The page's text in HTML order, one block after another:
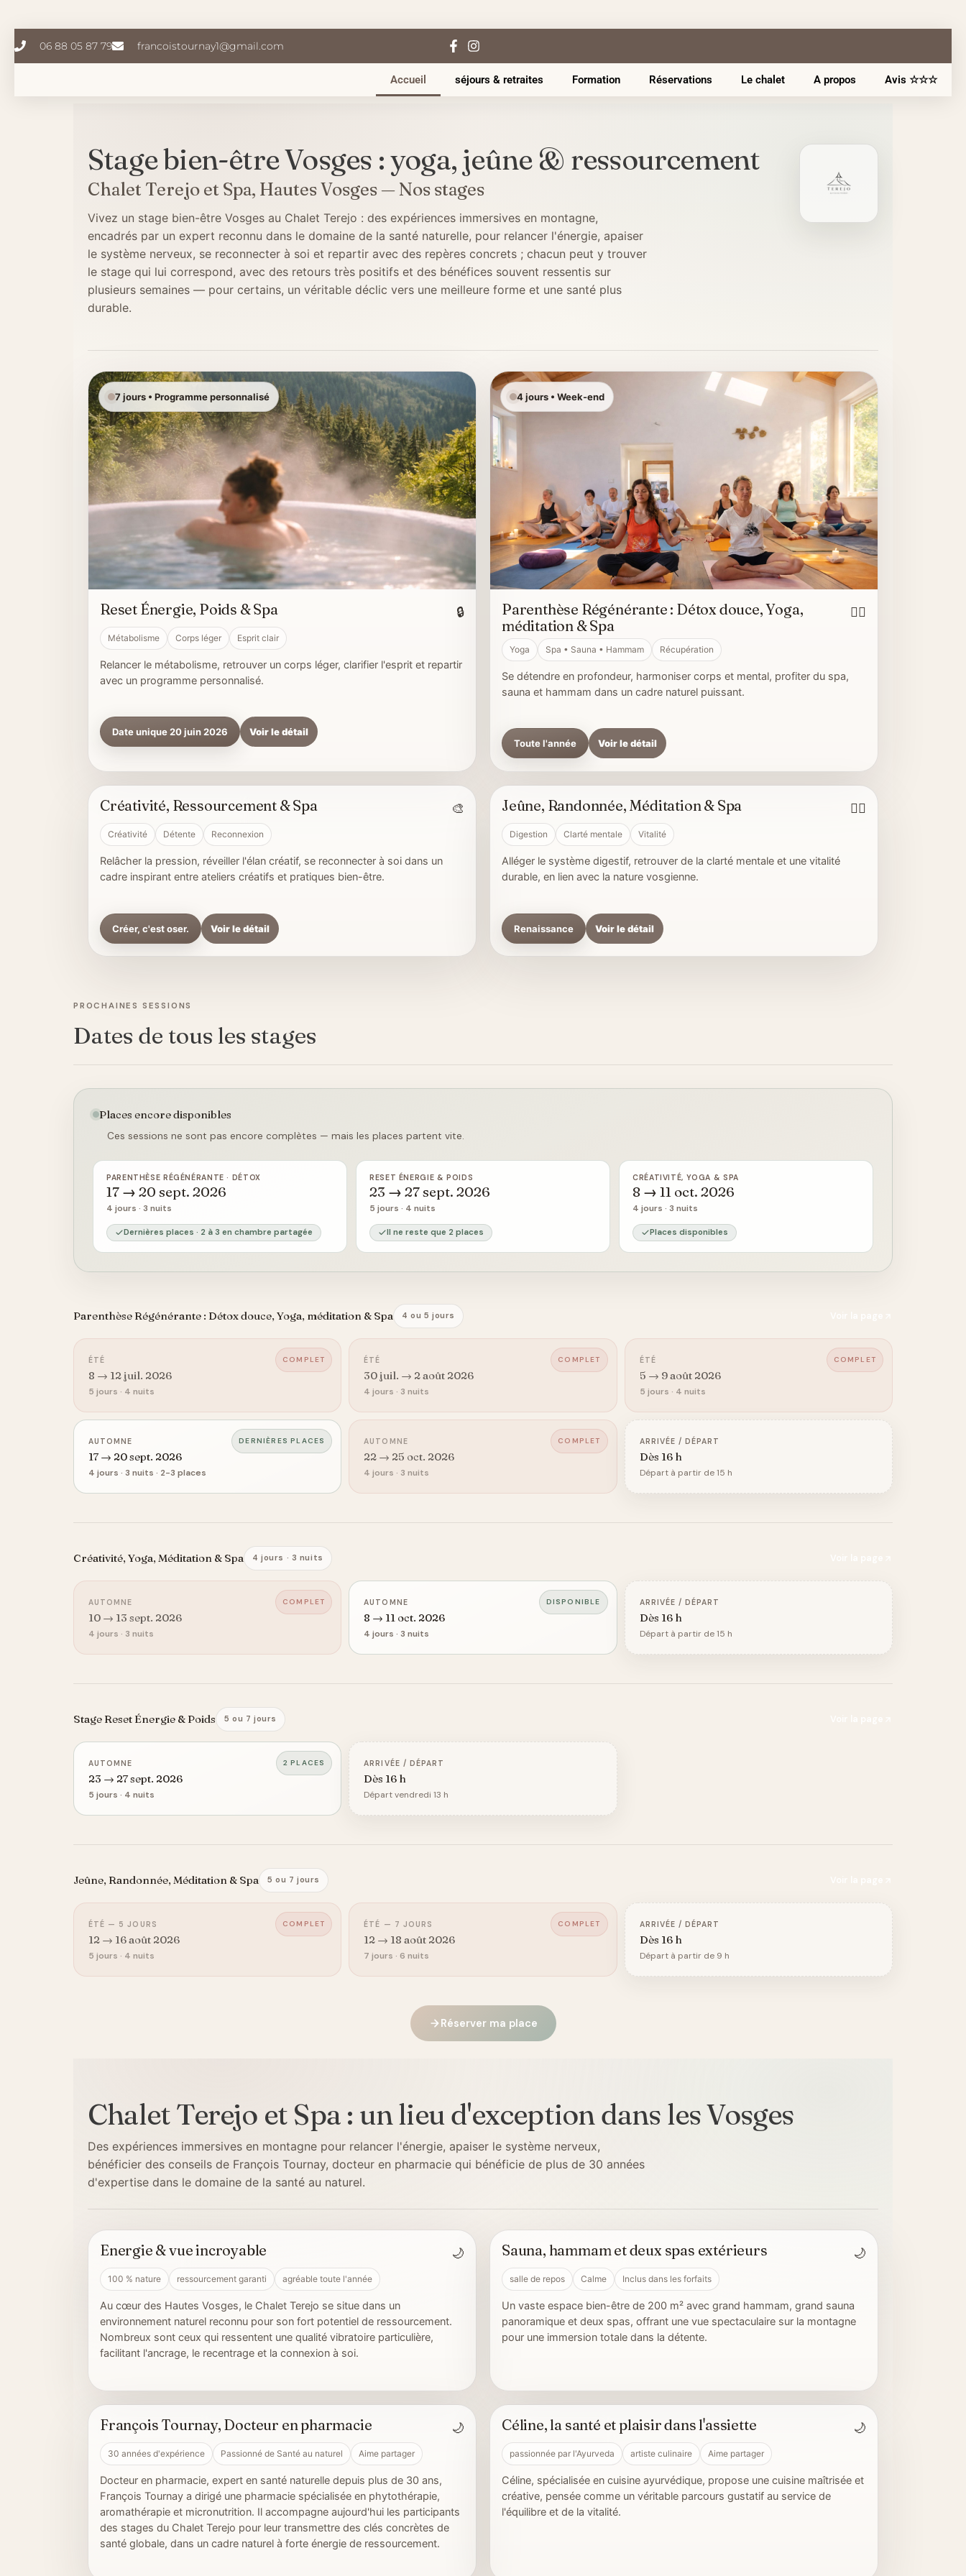
contenu06 88 05 87 79 francoistournay1@gmail.com
Accueil séjours & retraites Formation Réservations Le chalet A propos Avis ☆☆☆
Stage bien-être Vosges : yoga, jeûne & ressourcement
Chalet Terejo et Spa, Hautes Vosges — Nos stages
Vivez un stage bien-être Vosges au Chalet Terejo : des expériences immersives en montagne,
encadrés par un expert reconnu dans le domaine de la santé naturelle, pour relancer l'énergie, apaiser
le système nerveux, se reconnecter à soi et repartir avec des repères concrets ; chacun peut y trouver
le stage qui lui correspond, avec des retours très positifs et des bénéfices souvent ressentis sur
plusieurs semaines — pour certains, un véritable déclic vers une meilleure forme et une santé plus
durable.
7 jours • Programme personnalisé
Reset Énergie, Poids & Spa 🔒
Métabolisme Corps léger Esprit clair
Relancer le métabolisme, retrouver un corps léger, clarifier l'esprit et repartir
avec un programme personnalisé.
Date unique 20 juin 2026 Voir le détail
4 jours • Week-end
Parenthèse Régénérante : Détox douce, Yoga,
méditation & Spa
🧘‍♀️
Yoga Spa • Sauna • Hammam Récupération
Se détendre en profondeur, harmoniser corps et mental, profiter du spa,
sauna et hammam dans un cadre naturel puissant.
Toute l'année Voir le détail
4 jours • Ateliers + pratiques
Créativité, Ressourcement & Spa 🎨
Créativité Détente Reconnexion
Relâcher la pression, réveiller l'élan créatif, se reconnecter à soi dans un
cadre inspirant entre ateliers créatifs et pratiques bien-être.
Créer, c'est oser. Voir le détail
5 à 7 jours • Nature & clarté
Jeûne, Randonnée, Méditation & Spa 🚶‍♂️
Digestion Clarté mentale Vitalité
Alléger le système digestif, retrouver de la clarté mentale et une vitalité
durable, en lien avec la nature vosgienne.
Renaissance Voir le détail
PROCHAINES SESSIONS
Dates de tous les stages
Places encore disponibles
Ces sessions ne sont pas encore complètes — mais les places partent vite.
PARENTHÈSE RÉGÉNÉRANTE · DÉTOX
17 → 20 sept. 2026
4 jours · 3 nuits
Dernières places · 2 à 3 en chambre partagée
RESET ÉNERGIE & POIDS
23 → 27 sept. 2026
5 jours · 4 nuits
Il ne reste que 2 places
CRÉATIVITÉ, YOGA & SPA
8 → 11 oct. 2026
4 jours · 3 nuits
Places disponibles
Parenthèse Régénérante : Détox douce, Yoga, méditation & Spa 4 ou 5 jours
COMPLET
ÉTÉ
8 → 12 juil. 2026
5 jours · 4 nuits
COMPLET
ÉTÉ
30 juil. → 2 août 2026
4 jours · 3 nuits
COMPLET
ÉTÉ
5 → 9 août 2026
5 jours · 4 nuits
DERNIÈRES PLACES
AUTOMNE
17 → 20 sept. 2026
4 jours · 3 nuits · 2-3 places
COMPLET
AUTOMNE
22 → 25 oct. 2026
4 jours · 3 nuits
ARRIVÉE / DÉPART
Dès 16 h
Départ à partir de 15 h
Créativité, Yoga, Méditation & Spa 4 jours · 3 nuits
COMPLET
AUTOMNE
10 → 13 sept. 2026
4 jours · 3 nuits
DISPONIBLE
AUTOMNE
8 → 11 oct. 2026
4 jours · 3 nuits
ARRIVÉE / DÉPART
Dès 16 h
Départ à partir de 15 h
Stage Reset Énergie & Poids 5 ou 7 jours
2 PLACES
AUTOMNE
23 → 27 sept. 2026
5 jours · 4 nuits
ARRIVÉE / DÉPART
Dès 16 h
Départ vendredi 13 h
Jeûne, Randonnée, Méditation & Spa 5 ou 7 jours
COMPLET
ÉTÉ — 5 JOURS
12 → 16 août 2026
5 jours · 4 nuits
COMPLET
ÉTÉ — 7 JOURS
12 → 18 août 2026
7 jours · 6 nuits
ARRIVÉE / DÉPART
Dès 16 h
Départ à partir de 9 h
Réserver ma place
Chalet Terejo et Spa : un lieu d'exception dans les Vosges
Des expériences immersives en montagne pour relancer l'énergie, apaiser le système nerveux,
bénéficier des conseils de François Tournay, docteur en pharmacie qui bénéficie de plus de 30 années
d'expertise dans le domaine de la santé au naturel.
Hautes Vosges
Energie & vue incroyable 🌙
100 % nature ressourcement garanti agréable toute l'année
Au cœur des Hautes Vosges, le Chalet Terejo se situe dans un
environnement naturel reconnu pour son fort potentiel de ressourcement.
Nombreux sont ceux qui ressentent une qualité vibratoire particulière,
facilitant l'ancrage, le recentrage et la connexion à soi.
Grand espace bien-être
Sauna, hammam et deux spas extérieurs 🌙
salle de repos Calme Inclus dans les forfaits
Un vaste espace bien-être de 200 m² avec grand hammam, grand sauna
panoramique et deux spas, offrant une vue spectaculaire sur la montagne
pour une immersion totale dans la détente.
Partage et humanité
François Tournay, Docteur en pharmacie 🌙
30 années d'expérience Passionné de Santé au naturel Aime partager
Docteur en pharmacie, expert en santé naturelle depuis plus de 30 ans,
François Tournay a dirigé une pharmacie spécialisée en phytothérapie,
aromathérapie et micronutrition. Il accompagne aujourd'hui les participants
des stages du Chalet Terejo pour leur transmettre des clés concrètes de
santé globale, dans un cadre naturel à forte énergie de ressourcement.
Partage et humanité
Céline, la santé et plaisir dans l'assiette 🌙
passionnée par l'Ayurveda artiste culinaire Aime partager
Céline, spécialisée en cuisine ayurvédique, propose une cuisine maîtrisée et
créative, pensée comme un véritable parcours gustatif au service de
l'équilibre et de la vitalité.